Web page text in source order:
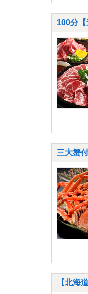
100分
三大蟹
【北海